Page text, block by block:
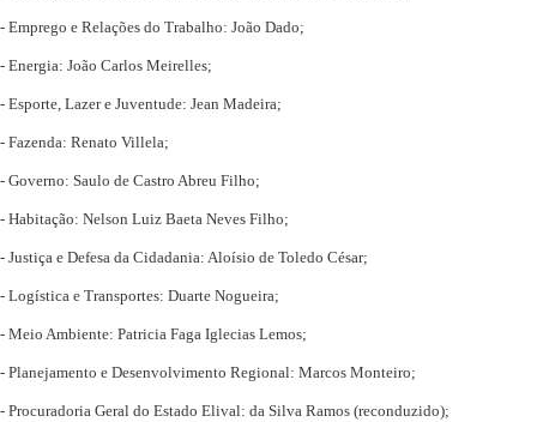
- Emprego e Relações do Trabalho: João Dado;
- Energia: João Carlos Meirelles;
- Esporte, Lazer e Juventude: Jean Madeira;
- Fazenda: Renato Villela;
- Governo: Saulo de Castro Abreu Filho;
- Habitação: Nelson Luiz Baeta Neves Filho;
- Justiça e Defesa da Cidadania: Aloísio de Toledo César;
- Logística e Transportes: Duarte Nogueira;
- Meio Ambiente: Patricia Faga Iglecias Lemos;
- Planejamento e Desenvolvimento Regional: Marcos Monteiro;
- Procuradoria Geral do Estado Elival: da Silva Ramos (reconduzido);